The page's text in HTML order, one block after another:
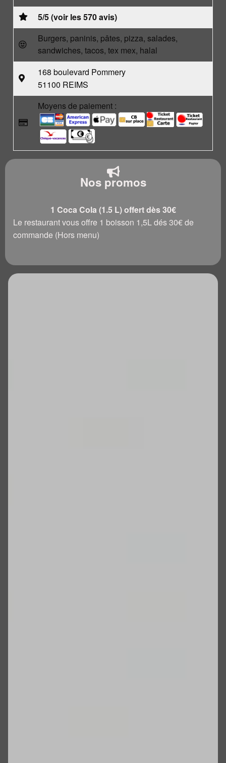
5/5 (voir les 570 avis)
Burgers, paninis, pâtes, pizza, salades,
sandwiches, tacos, tex mex, halal
168 boulevard Pommery
51100 REIMS
Moyens de paiement :
Nos promos
1 Coca Cola (1.5 L) offert dès 30€
Le restaurant vous offre 1 boisson 1,5L dés 30€ de
commande (Hors menu)